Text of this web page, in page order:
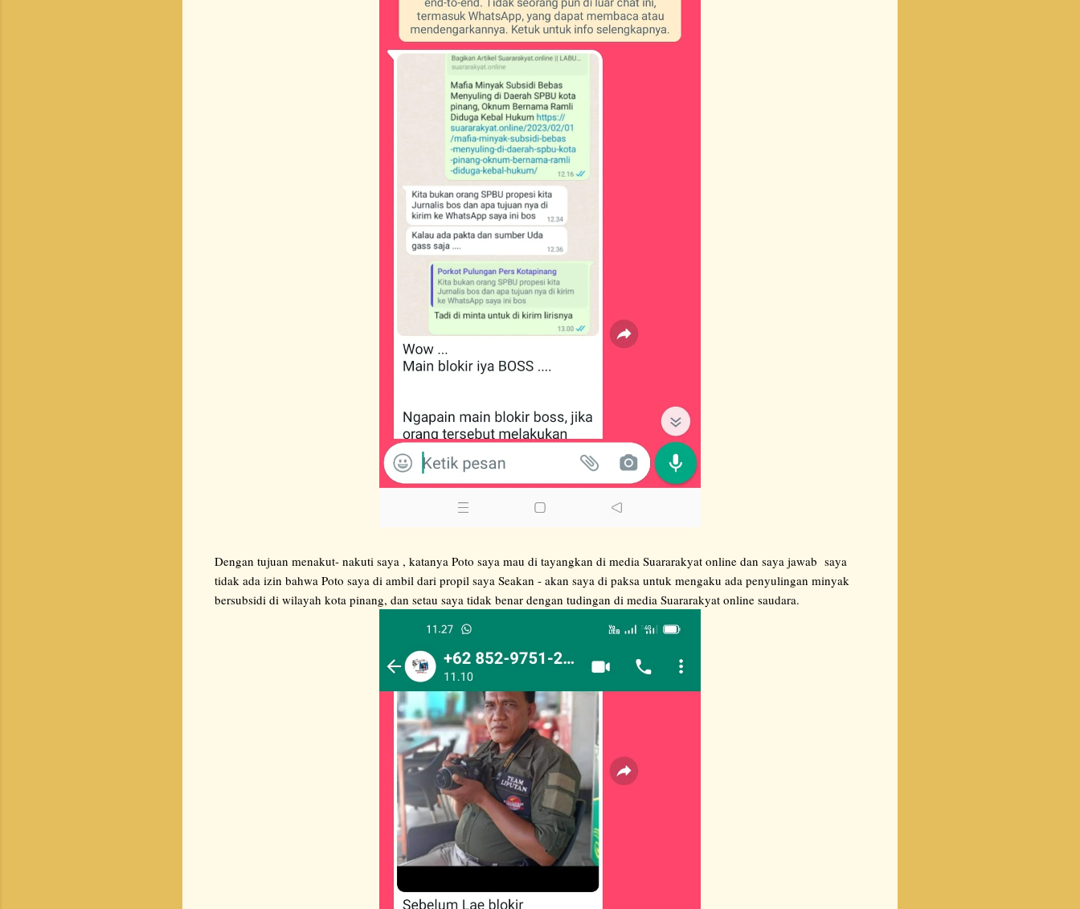
Dengan tujuan menakut- nakuti saya , katanya Poto saya mau di tayangkan di media Suararakyat online dan saya jawab saya
tidak ada izin bahwa Poto saya di ambil dari propil saya Seakan - akan saya di paksa untuk mengaku ada penyulingan minyak
bersubsidi di wilayah kota pinang, dan setau saya tidak benar dengan tudingan di media Suararakyat online saudara.